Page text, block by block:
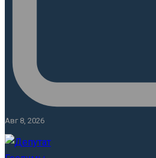
Авг 8, 2026